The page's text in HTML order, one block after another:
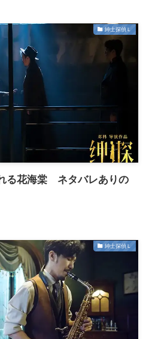
紳士探偵Ｌ
る花海棠 ネタバレありの
紳士探偵Ｌ